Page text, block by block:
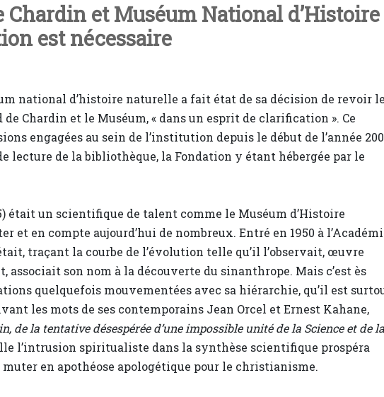
et Muséum National d’Histoire
est nécessaire
national d’histoire naturelle a fait état de sa décision de revoir
Chardin et le Muséum, « dans un esprit de clarification ». Ce
engagées au sein de l’institution depuis le début de l’année
lecture de la bibliothèque, la Fondation y étant hébergée par le
était un scientifique de talent comme le Muséum d’Histoire
et en compte aujourd’hui de nombreux. Entré en 1950 à
traçant la courbe de l’évolution telle qu’il l’observait, œuvre
son nom à la découverte du sinanthrope. Mais c’est ès
quelquefois mouvementées avec sa hiérarchie, qu’il est
les mots de ses contemporains Jean Orcel et Ernest Kahane,
de la tentative désespérée d’une impossible unité de la Science et de la
l’intrusion spiritualiste dans la synthèse scientifique prospéra
en apothéose apologétique pour le christianisme.